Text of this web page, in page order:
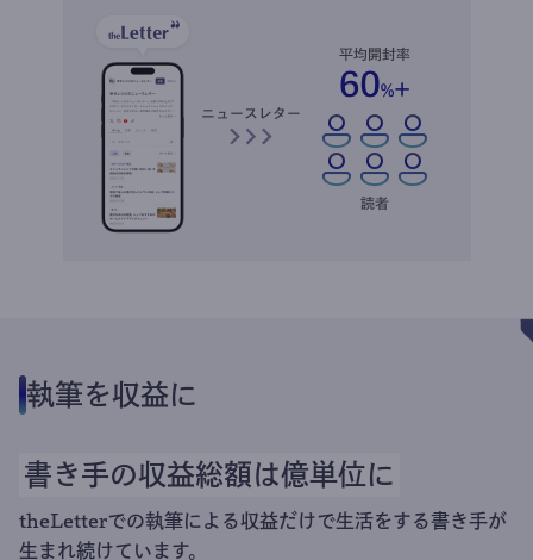
執筆を収益に
書き手の収益総額は億単位に
theLetterでの執筆による収益だけで生活をする書き手が
生まれ続けています。